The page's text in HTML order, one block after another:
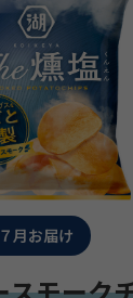
７月お届け